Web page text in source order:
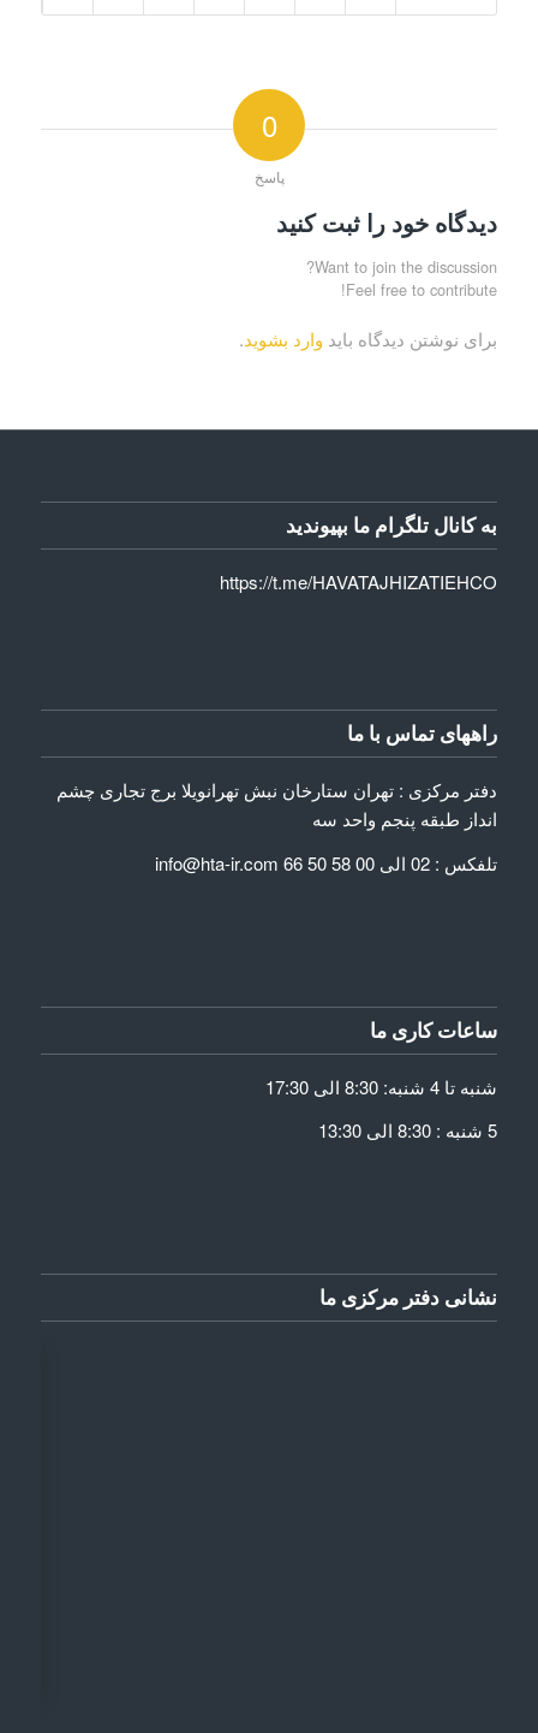
0
پاسخ
دیدگاه خود را ثبت کنید
Want to join the discussion?
Feel free to contribute!
برای نوشتن دیدگاه باید وارد بشوید.
به کانال تلگرام ما بپیوندید
https://t.me/HAVATAJHIZATIEHCO
راههای تماس با ما
دفتر مرکزی : تهران ستارخان نبش تهرانویلا برج تجاری چشم
انداز طبقه پنجم واحد سه
تلفکس : 02 الی 00 58 50 66 info@hta-ir.com
ساعات کاری ما
شنبه تا 4 شنبه: 8:30 الی 17:30
5 شنبه : 8:30 الی 13:30
نشانی دفتر مرکزی ما